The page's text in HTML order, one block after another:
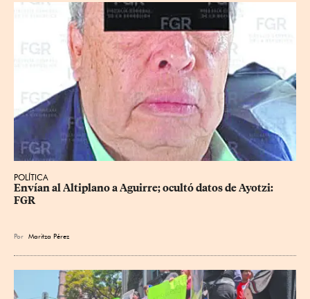
POLÍTICA
Envían al Altiplano a Aguirre; ocultó datos de Ayotzi:
FGR
Por Maritza Pérez